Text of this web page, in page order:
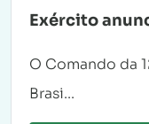
Exército
O Comando da
Brasi...